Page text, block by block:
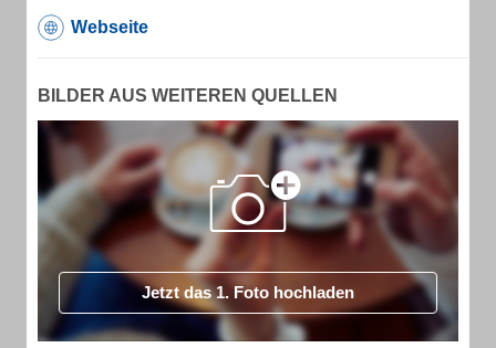
Webseite
BILDER AUS WEITEREN QUELLEN
Jetzt das 1. Foto hochladen